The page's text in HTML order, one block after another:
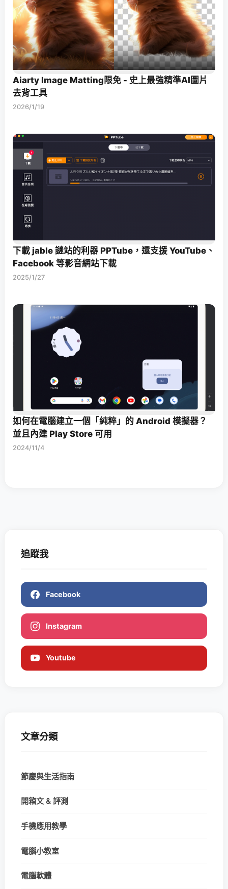
Aiarty Image Matting限免 - 史上最強精準AI圖片
去背工具
2026/1/19
下載 jable 謎站的利器 PPTube，還支援 YouTube、
Facebook 等影音網站下載
2025/1/27
如何在電腦建立一個「純粹」的 Android 模擬器？
並且內建 Play Store 可用
2024/11/4
追蹤我
Facebook
Instagram
Youtube
文章分類
節慶與生活指南
開箱文 & 評測
手機應用教學
電腦小教室
電腦軟體